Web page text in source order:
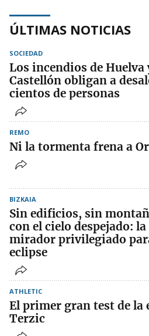
ÚLTIMAS NOTICIAS
SOCIEDAD
Los incendios de Huelva
Castellón obligan a
cientos de personas
REMO
Ni la tormenta frena a
BIZKAIA
Sin edificios, sin
con el cielo despejado:
mirador privilegiado
eclipse
ATHLETIC
El primer gran test de la
Terzic